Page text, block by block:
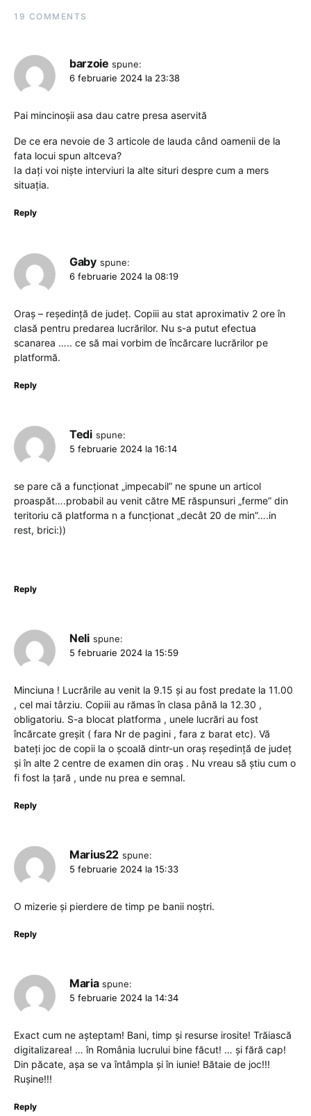
19 COMMENTS
barzoie spune:
6 februarie 2024 la 23:38
Pai mincinoșii asa dau catre presa aservită
De ce era nevoie de 3 articole de lauda când oamenii de la
fata locui spun altceva?
Ia dați voi niște interviuri la alte situri despre cum a mers
situația.
Reply
Gaby spune:
6 februarie 2024 la 08:19
Oraș – reședință de județ. Copiii au stat aproximativ 2 ore în
clasă pentru predarea lucrărilor. Nu s-a putut efectua
scanarea ….. ce să mai vorbim de încărcare lucrărilor pe
platformă.
Reply
Tedi spune:
5 februarie 2024 la 16:14
se pare că a funcționat „impecabil” ne spune un articol
proaspăt….probabil au venit către ME răspunsuri „ferme” din
teritoriu că platforma n a funcționat „decât 20 de min”….in
rest, brici:))
Reply
Neli spune:
5 februarie 2024 la 15:59
Minciuna ! Lucrările au venit la 9.15 și au fost predate la 11.00
, cel mai târziu. Copiii au rămas în clasa până la 12.30 ,
obligatoriu. S-a blocat platforma , unele lucrări au fost
încărcate greșit ( fara Nr de pagini , fara z barat etc). Vă
bateți joc de copii la o școală dintr-un oraș reședință de județ
și în alte 2 centre de examen din oraș . Nu vreau să știu cum o
fi fost la țară , unde nu prea e semnal.
Reply
Marius22 spune:
5 februarie 2024 la 15:33
O mizerie și pierdere de timp pe banii noștri.
Reply
Maria spune:
5 februarie 2024 la 14:34
Exact cum ne așteptam! Bani, timp și resurse irosite! Trăiască
digitalizarea! … în România lucrului bine făcut! … și fără cap!
Din păcate, așa se va întâmpla și în iunie! Bătaie de joc!!!
Rușine!!!
Reply